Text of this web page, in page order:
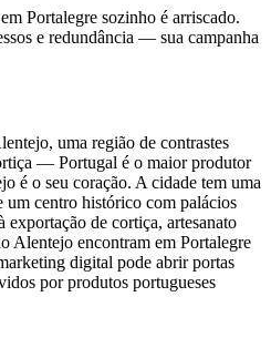
Portalegre sozinho é arriscado.
e redundância — sua campanha
uma região de contrastes
— Portugal é o maior produtor
é o seu coração. A cidade tem uma
um centro histórico com palácios
de cortiça, artesanato
Alentejo encontram em Portalegre
digital pode abrir portas
por produtos portugueses